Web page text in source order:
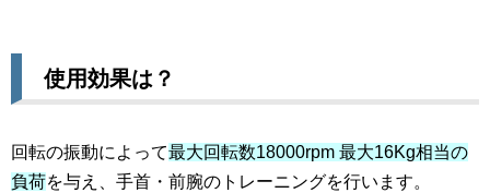
使用効果は？
回転の振動によって最大回転数18000rpm 最大16Kg相当の
負荷を与え、手首・前腕のトレーニングを行います。